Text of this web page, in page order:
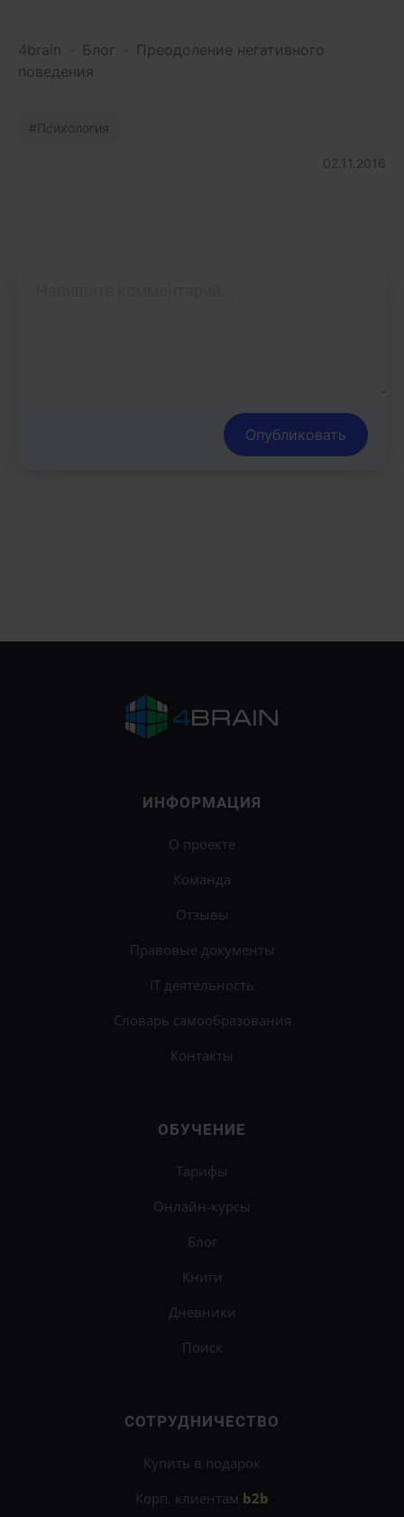
4brain Блог
Преодоление негативного
поведения
Психология
02.11.2016
Опубликовать
ИНФОРМАЦИЯ
О проекте
Команда
Отзывы
Правовые документы
IT деятельность
Словарь самообразования
Контакты
ОБУЧЕНИЕ
Тарифы
Онлайн-курсы
Блог
Книги
Дневники
Поиск
СОТРУДНИЧЕСТВО
Купить в подарок
Корп. клиентам b2b